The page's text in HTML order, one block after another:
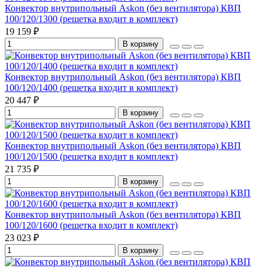
Конвектор внутрипольный Askon (без вентилятора) КВП
100/120/1300 (решетка входит в комплект)
19 159 ₽
В корзину
Конвектор внутрипольный Askon (без вентилятора) КВП
100/120/1400 (решетка входит в комплект)
20 447 ₽
В корзину
Конвектор внутрипольный Askon (без вентилятора) КВП
100/120/1500 (решетка входит в комплект)
21 735 ₽
В корзину
Конвектор внутрипольный Askon (без вентилятора) КВП
100/120/1600 (решетка входит в комплект)
23 023 ₽
В корзину